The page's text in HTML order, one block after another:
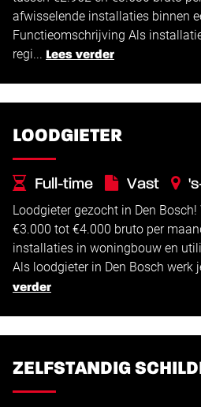
afwisselende installaties binnen
Functieomschrijving Als
regi... Lees verder
LOODGIETER
Full-time Vast
€3.000 -€4.000
Loodgieter gezocht in Den
€3.000 tot €4.000 bruto per
installaties in woningbouw en
Als loodgieter in Den Bosch werk
verder
ZELFSTANDIG